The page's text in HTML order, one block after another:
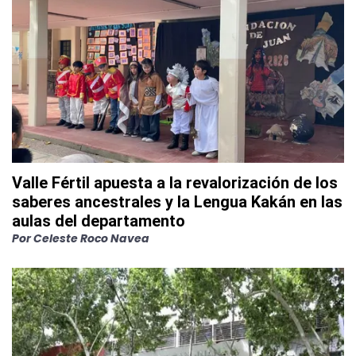
Valle Fértil apuesta a la revalorización de los
saberes ancestrales y la Lengua Kakán en las
aulas del departamento
PorCeleste Roco Navea